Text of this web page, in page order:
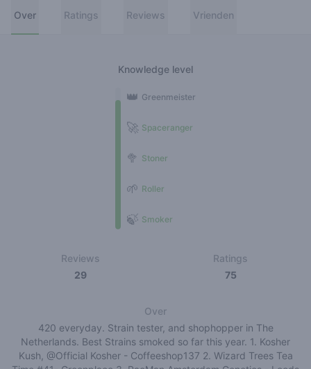
Over Ratings Reviews Vrienden
Knowledge level
🍃 Smoker
🌱 Roller
🥦 Stoner
🚀 Spaceranger
👑 Greenmeister
Reviews
29
Ratings
75
Over
420 everyday. Strain tester, and shophopper in The
Netherlands. Best Strains smoked so far this year. 1. Kosher
Kush, @Official Kosher - Coffeeshop137 2. Wizard Trees Tea